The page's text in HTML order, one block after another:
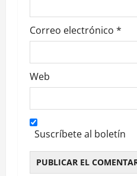
Correo electrónico *
Web
Suscríbete al boletín